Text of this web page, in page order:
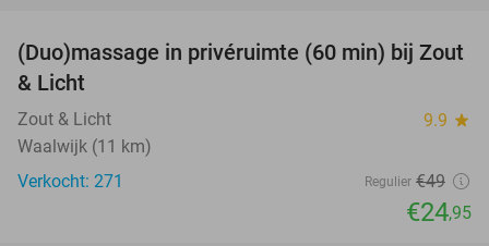
49%
(Duo)massage in privéruimte (60 min) bij Zout
& Licht
Zout & Licht 9.9 star
Waalwijk (11 km)
Verkocht: 271
Regulier €49
€24,95